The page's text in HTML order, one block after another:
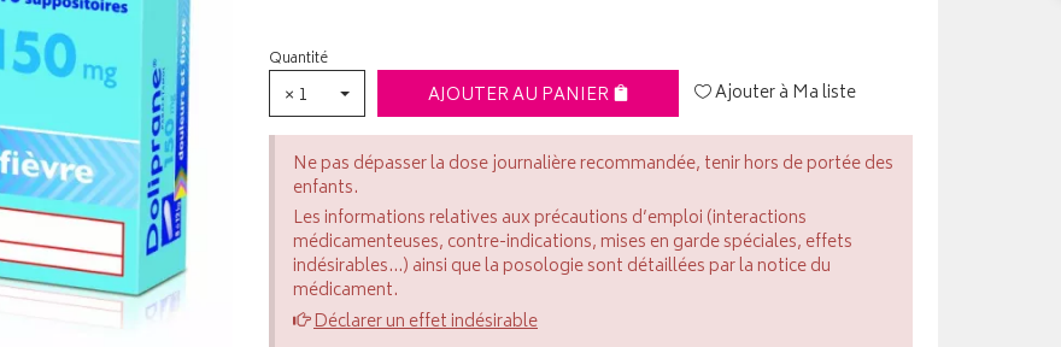
Quantité
× 1 AJOUTER AU PANIER Ajouter à Ma liste
Ne pas dépasser la dose journalière recommandée, tenir hors de portée des
enfants.
Les informations relatives aux précautions d’emploi (interactions
médicamenteuses, contre-indications, mises en garde spéciales, effets
indésirables...) ainsi que la posologie sont détaillées par la notice du
médicament.
Déclarer un effet indésirable